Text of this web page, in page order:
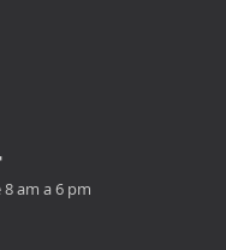
am a 6 pm